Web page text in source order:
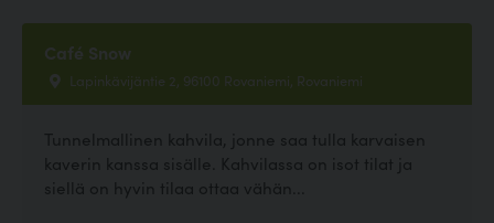
Café Snow
Lapinkävijäntie 2, 96100 Rovaniemi, Rovaniemi
Tunnelmallinen kahvila, jonne saa tulla karvaisen
kaverin kanssa sisälle. Kahvilassa on isot tilat ja
siellä on hyvin tilaa ottaa vähän...